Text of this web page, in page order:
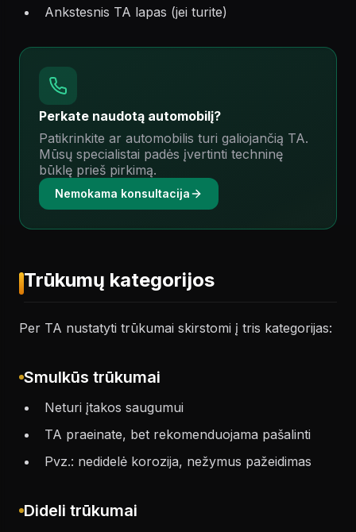
Ankstesnis TA lapas (jei turite)
Perkate naudotą automobilį?
Patikrinkite ar automobilis turi galiojančią TA.
Mūsų specialistai padės įvertinti techninę
būklę prieš pirkimą.
Nemokama konsultacija
Trūkumų kategorijos
Per TA nustatyti trūkumai skirstomi į tris kategorijas:
Smulkūs trūkumai
Neturi įtakos saugumui
TA praeinate, bet rekomenduojama pašalinti
Pvz.: nedidelė korozija, nežymus pažeidimas
Dideli trūkumai